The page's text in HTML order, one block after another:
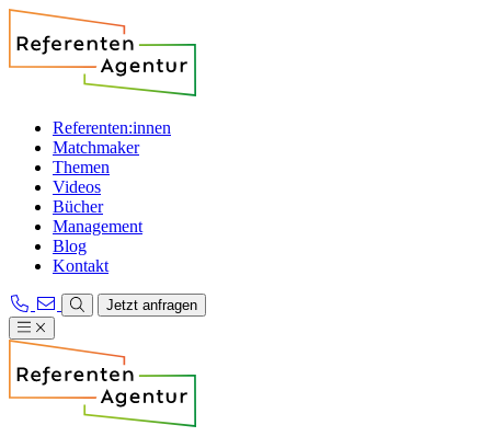
Referenten:innen
Matchmaker
Themen
Videos
Bücher
Management
Blog
Kontakt
Jetzt anfragen